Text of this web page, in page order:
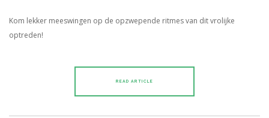
Kom lekker meeswingen op de opzwepende ritmes van dit vrolijke
optreden!
READ ARTICLE